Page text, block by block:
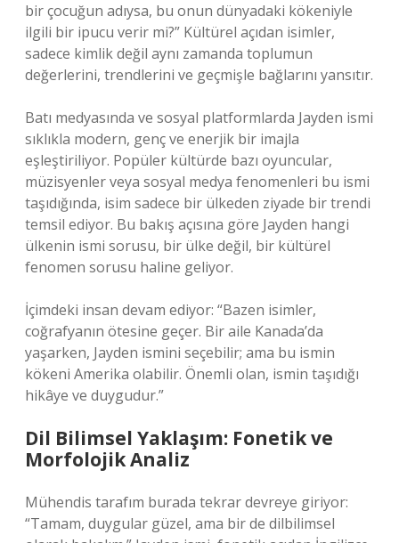
bir çocuğun adıysa, bu onun dünyadaki kökeniyle
ilgili bir ipucu verir mi?” Kültürel açıdan isimler,
sadece kimlik değil aynı zamanda toplumun
değerlerini, trendlerini ve geçmişle bağlarını yansıtır.
Batı medyasında ve sosyal platformlarda Jayden ismi
sıklıkla modern, genç ve enerjik bir imajla
eşleştiriliyor. Popüler kültürde bazı oyuncular,
müzisyenler veya sosyal medya fenomenleri bu ismi
taşıdığında, isim sadece bir ülkeden ziyade bir trendi
temsil ediyor. Bu bakış açısına göre Jayden hangi
ülkenin ismi sorusu, bir ülke değil, bir kültürel
fenomen sorusu haline geliyor.
İçimdeki insan devam ediyor: “Bazen isimler,
coğrafyanın ötesine geçer. Bir aile Kanada’da
yaşarken, Jayden ismini seçebilir; ama bu ismin
kökeni Amerika olabilir. Önemli olan, ismin taşıdığı
hikâye ve duygudur.”
Dil Bilimsel Yaklaşım: Fonetik ve
Morfolojik Analiz
Mühendis tarafım burada tekrar devreye giriyor:
“Tamam, duygular güzel, ama bir de dilbilimsel